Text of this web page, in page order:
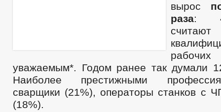
вырос
раза:
уважаемым*. Годом ранее так думали
Наиболее престижными
сварщики (21%), операторы станков с
(18%).